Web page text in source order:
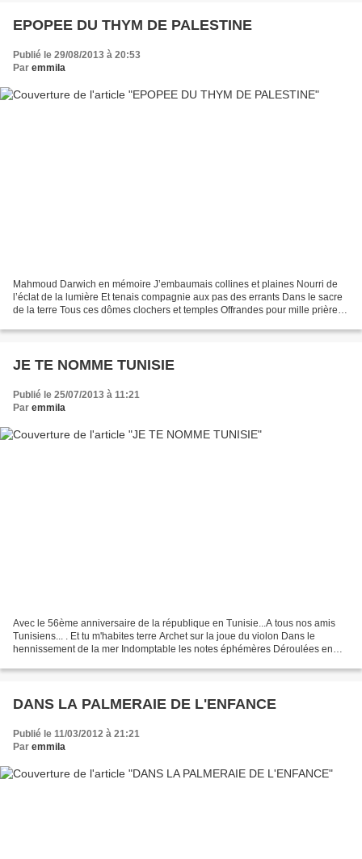
EPOPEE DU THYM DE PALESTINE
Publié le 29/08/2013 à 20:53
Par emmila
Mahmoud Darwich en mémoire J’embaumais collines et plaines Nourri de
l’éclat de la lumière Et tenais compagnie aux pas des errants Dans le sacre
de la terre Tous ces dômes clochers et temples Offrandes pour mille prières
JE TE NOMME TUNISIE
Publié le 25/07/2013 à 11:21
Par emmila
Avec le 56ème anniversaire de la république en Tunisie...A tous nos amis
Tunisiens... . Et tu m'habites terre Archet sur la joue du violon Dans le
hennissement de la mer Indomptable les notes éphémères Déroulées en
DANS LA PALMERAIE DE L'ENFANCE
Publié le 11/03/2012 à 21:21
Par emmila